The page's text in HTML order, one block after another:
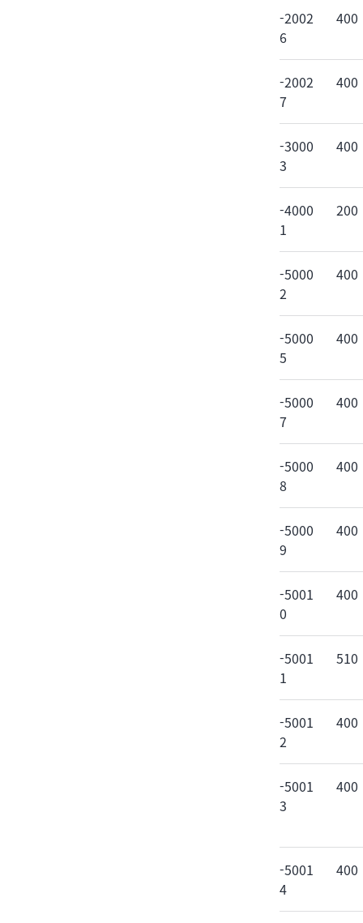
-2002
6
400
-2002
7
400
-3000
3
400
-4000
1
200
-5000
2
400
-5000
5
400
-5000
7
400
-5000
8
400
-5000
9
400
-5001
0
400
-5001
1
510
-5001
2
400
-5001
3
400
-5001
4
400